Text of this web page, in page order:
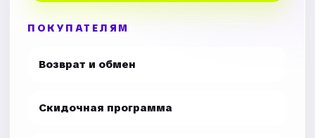
ПОКУПАТЕЛЯМ
Возврат и обмен
Скидочная программа